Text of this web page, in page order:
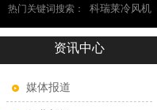
热门关键词搜索： 科瑞莱冷风机
瑞莱环保空调资讯中心
媒体报道